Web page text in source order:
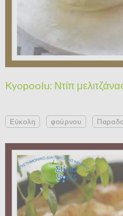
Kyopoolu: Ντίπ
Εύκολη φούρνου